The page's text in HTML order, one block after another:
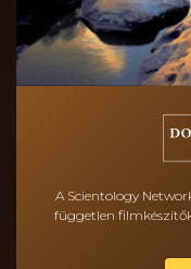
A Scientology
független